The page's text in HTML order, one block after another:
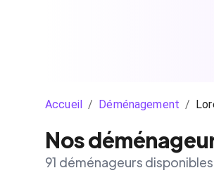
Accueil / Déménagement /
Nos
91 déménageurs